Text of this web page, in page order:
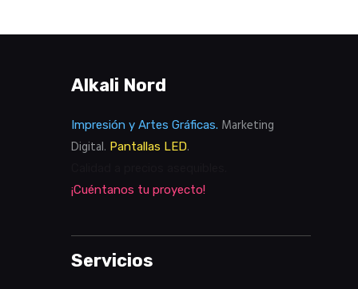
Alkali Nord
Impresión y Artes Gráficas. Marketing
Digital. Pantallas LED.
¡Cuéntanos tu proyecto!
Servicios